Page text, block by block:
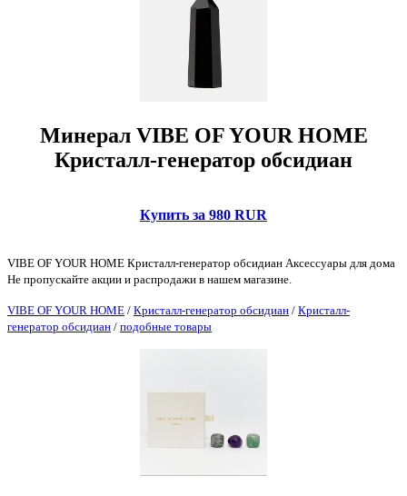
Минерал VIBE OF YOUR HOME
Кристалл-генератор обсидиан
Купить за 980 RUR
VIBE OF YOUR HOME Кристалл-генератор обсидиан Аксессуары для дома
Не пропускайте акции и распродажи в нашем магазине.
VIBE OF YOUR HOME / Кристалл-генератор обсидиан / Кристалл-
генератор обсидиан / подобные товары